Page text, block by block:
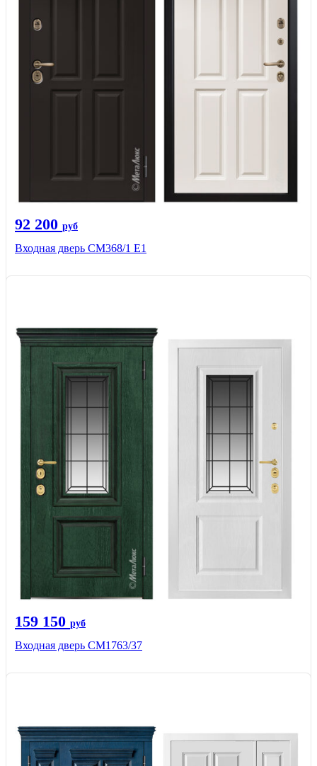
92 200 руб
Входная дверь СМ368/1 Е1
159 150 руб
Входная дверь СМ1763/37